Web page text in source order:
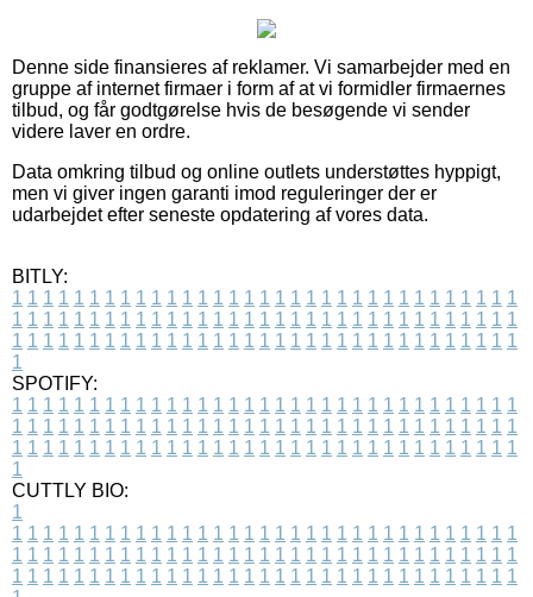
Denne side finansieres af reklamer. Vi samarbejder med en
gruppe af internet firmaer i form af at vi formidler firmaernes
tilbud, og får godtgørelse hvis de besøgende vi sender
videre laver en ordre.
Data omkring tilbud og online outlets understøttes hyppigt,
men vi giver ingen garanti imod reguleringer der er
udarbejdet efter seneste opdatering af vores data.
BITLY:
1 1 1 1 1 1 1 1 1 1 1 1 1 1 1 1 1 1 1 1 1 1 1 1 1 1 1 1 1 1 1 1 1
1 1 1 1 1 1 1 1 1 1 1 1 1 1 1 1 1 1 1 1 1 1 1 1 1 1 1 1 1 1 1 1 1
1 1 1 1 1 1 1 1 1 1 1 1 1 1 1 1 1 1 1 1 1 1 1 1 1 1 1 1 1 1 1 1 1
1
SPOTIFY:
1 1 1 1 1 1 1 1 1 1 1 1 1 1 1 1 1 1 1 1 1 1 1 1 1 1 1 1 1 1 1 1 1
1 1 1 1 1 1 1 1 1 1 1 1 1 1 1 1 1 1 1 1 1 1 1 1 1 1 1 1 1 1 1 1 1
1 1 1 1 1 1 1 1 1 1 1 1 1 1 1 1 1 1 1 1 1 1 1 1 1 1 1 1 1 1 1 1 1
1
CUTTLY BIO:
1
1 1 1 1 1 1 1 1 1 1 1 1 1 1 1 1 1 1 1 1 1 1 1 1 1 1 1 1 1 1 1 1 1
1 1 1 1 1 1 1 1 1 1 1 1 1 1 1 1 1 1 1 1 1 1 1 1 1 1 1 1 1 1 1 1 1
1 1 1 1 1 1 1 1 1 1 1 1 1 1 1 1 1 1 1 1 1 1 1 1 1 1 1 1 1 1 1 1 1